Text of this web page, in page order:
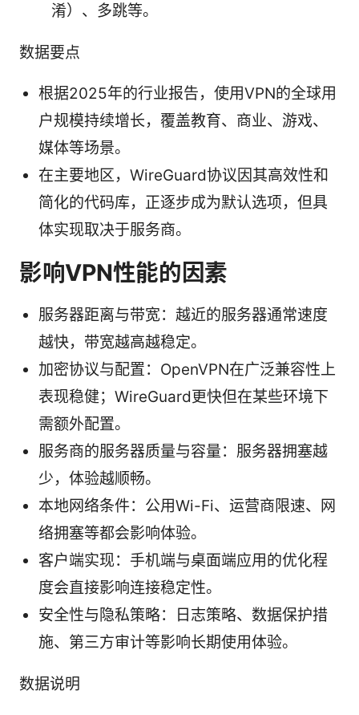
淆）、多跳等。
数据要点
根据2025年的行业报告，使用VPN的全球用
户规模持续增长，覆盖教育、商业、游戏、
媒体等场景。
在主要地区，WireGuard协议因其高效性和
简化的代码库，正逐步成为默认选项，但具
体实现取决于服务商。
影响VPN性能的因素
服务器距离与带宽：越近的服务器通常速度
越快，带宽越高越稳定。
加密协议与配置：OpenVPN在广泛兼容性上
表现稳健；WireGuard更快但在某些环境下
需额外配置。
服务商的服务器质量与容量：服务器拥塞越
少，体验越顺畅。
本地网络条件：公用Wi-Fi、运营商限速、网
络拥塞等都会影响体验。
客户端实现：手机端与桌面端应用的优化程
度会直接影响连接稳定性。
安全性与隐私策略：日志策略、数据保护措
施、第三方审计等影响长期使用体验。
数据说明